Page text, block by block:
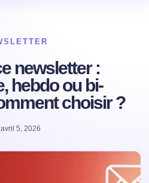
newsletter :
hebdo ou bi-
choisir ?
avril 5, 2026